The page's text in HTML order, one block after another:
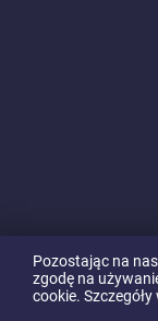
Pozostając na
zgodę na
cookie. Szczegóły